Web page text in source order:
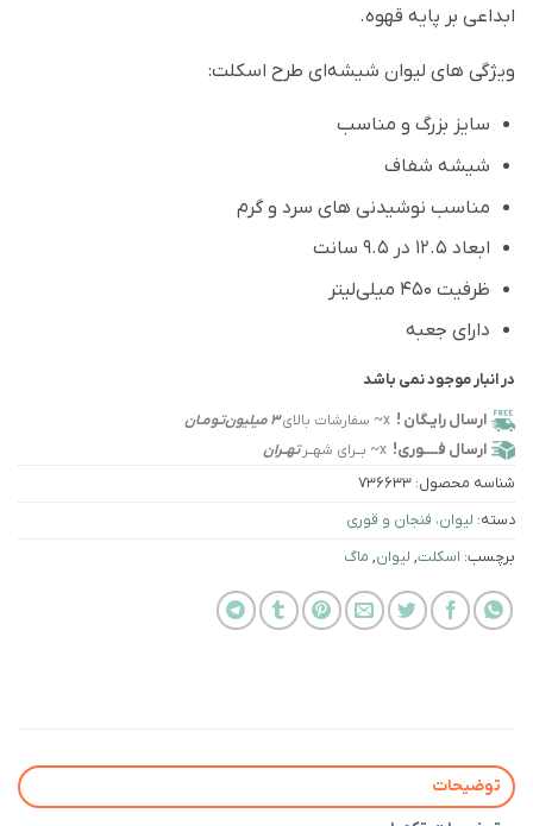
ابداعی بر پایه قهوه.
ویژگی های لیوان شیشه‌ای طرح اسکلت:
سایز بزرگ و مناسب
شیشه شفاف
مناسب نوشیدنی های سرد و گرم
ابعاد 12.5 در 9.5 سانت
ظرفیت 450 میلی‌لیتر
دارای جعبه
در انبار موجود نمی باشد
ارسال رایـگان ! x~ سفارشات بالای 3 میلیون‌تـومـان
ارسال فــــوری! x~ بــرای شهــر تهــران
شناسه محصول: 736633
دسته: لیوان، فنجان و قوری
برچسب: اسکلت, لیوان, ماگ
توضیحات